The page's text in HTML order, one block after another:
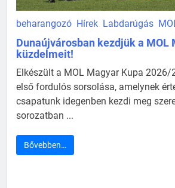
beharangozó Hírek Labdarúgás
Dunaújvárosban kezdjük a MOL
küzdelmeit!
Elkészült a MOL Magyar Kupa 2026/
első fordulós sorsolása, amelynek
csapatunk idegenben kezdi meg
sorozatban ...
Bővebben…